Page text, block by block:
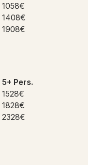
1058€
1408€
1908€
5+ Pers.
1528€
1828€
2328€